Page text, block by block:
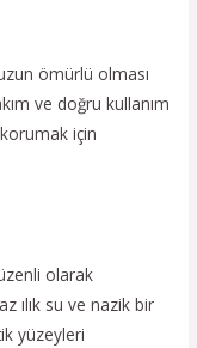
ömürlü olması
ve doğru kullanım
için
olarak
ılık su ve nazik bir
yüzeyleri